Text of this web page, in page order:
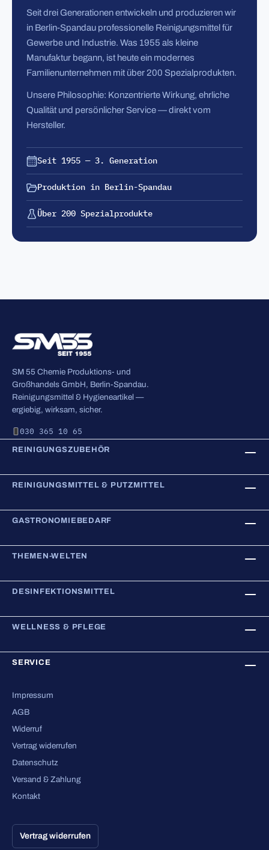
Seit drei Generationen entwickeln und produzieren wir
in Berlin-Spandau professionelle Reinigungsmittel für
Gewerbe und Industrie. Was 1955 als kleine
Manufaktur begann, ist heute ein modernes
Familienunternehmen mit über 200 Spezialprodukten.
Unsere Philosophie: Konzentrierte Wirkung, ehrliche
Qualität und persönlicher Service — direkt vom
Hersteller.
Seit 1955 — 3. Generation
Produktion in Berlin-Spandau
Über 200 Spezialprodukte
SM 55 Chemie Produktions- und
Großhandels GmbH, Berlin-Spandau.
Reinigungsmittel & Hygieneartikel —
ergiebig, wirksam, sicher.
030 365 10 65
REINIGUNGSZUBEHÖR
REINIGUNGSMITTEL & PUTZMITTEL
GASTRONOMIEBEDARF
THEMEN-WELTEN
DESINFEKTIONSMITTEL
WELLNESS & PFLEGE
SERVICE
Impressum
AGB
Widerruf
Vertrag widerrufen
Datenschutz
Versand & Zahlung
Kontakt
Vertrag widerrufen